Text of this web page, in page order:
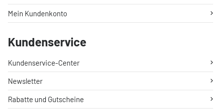
Mein Kundenkonto
Kundenservice
Kundenservice-Center
Newsletter
Rabatte und Gutscheine